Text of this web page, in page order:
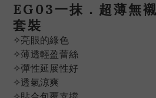
EG03一抹．超薄無
套裝
✧亮眼的綠色
✧薄透輕盈蕾絲
✧彈性延展性好
✧透氣涼爽